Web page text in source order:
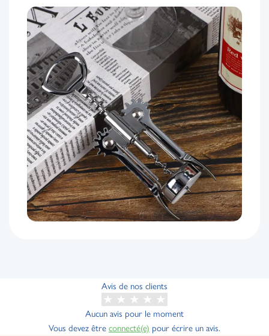
Avis de nos clients
Aucun avis pour le moment
Vous devez êtreconnecté(e) pour écrire un avis.